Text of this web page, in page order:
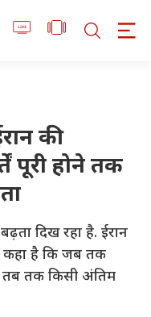
की
पूरी होने तक
दिख रहा है. ईरान
कहा है कि जब तक
तब तक किसी अंतिम